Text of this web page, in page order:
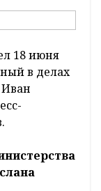
18 июня
в делах